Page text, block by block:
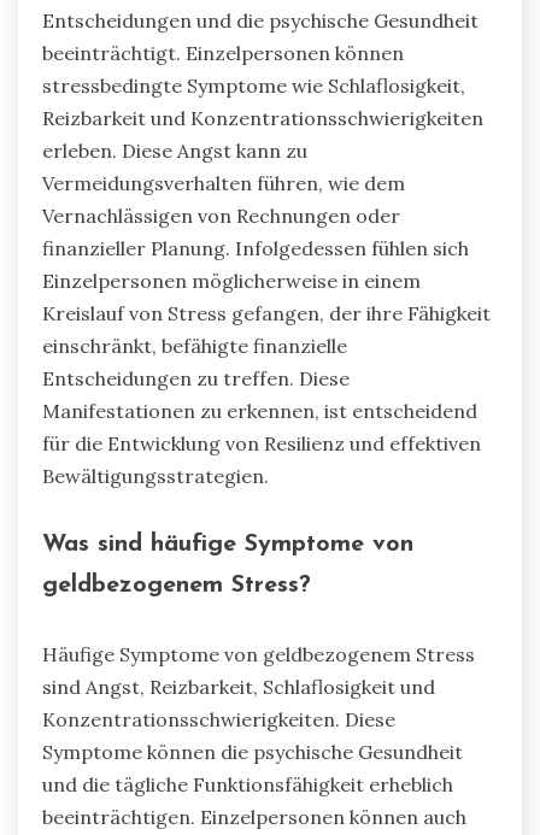
Entscheidungen und die psychische Gesundheit
beeinträchtigt. Einzelpersonen können
stressbedingte Symptome wie Schlaflosigkeit,
Reizbarkeit und Konzentrationsschwierigkeiten
erleben. Diese Angst kann zu
Vermeidungsverhalten führen, wie dem
Vernachlässigen von Rechnungen oder
finanzieller Planung. Infolgedessen fühlen sich
Einzelpersonen möglicherweise in einem
Kreislauf von Stress gefangen, der ihre Fähigkeit
einschränkt, befähigte finanzielle
Entscheidungen zu treffen. Diese
Manifestationen zu erkennen, ist entscheidend
für die Entwicklung von Resilienz und effektiven
Bewältigungsstrategien.
Was sind häufige Symptome von
geldbezogenem Stress?
Häufige Symptome von geldbezogenem Stress
sind Angst, Reizbarkeit, Schlaflosigkeit und
Konzentrationsschwierigkeiten. Diese
Symptome können die psychische Gesundheit
und die tägliche Funktionsfähigkeit erheblich
beeinträchtigen. Einzelpersonen können auch